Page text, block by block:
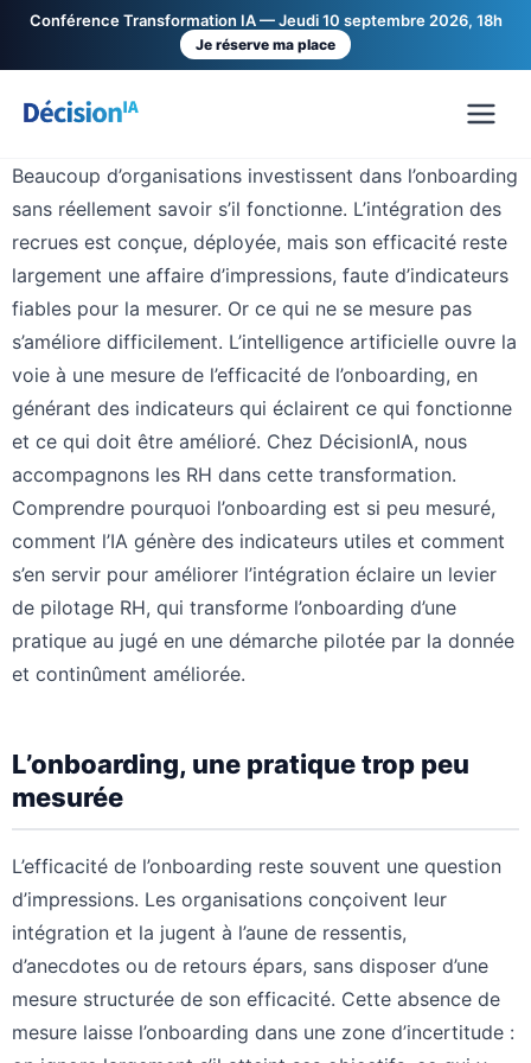
Conférence Transformation IA — Jeudi 10 septembre 2026, 18h
Je réserve ma place
Beaucoup d’organisations investissent dans
l’onboarding sans réellement savoir s’il
fonctionne. L’intégration des recrues est conçue,
déployée, mais son efficacité reste largement une
affaire d’impressions, faute d’indicateurs fiables
pour la mesurer. Or ce qui ne se mesure pas
s’améliore difficilement. L’intelligence artificielle
ouvre la voie à une mesure de l’efficacité de
l’onboarding, en générant des indicateurs qui
éclairent ce qui fonctionne et ce qui doit être
amélioré. Chez DécisionIA, nous accompagnons
les RH dans cette transformation. Comprendre
pourquoi l’onboarding est si peu mesuré,
comment l’IA génère des indicateurs utiles et
comment s’en servir pour améliorer l’intégration
démarche pilotée par la donnée et continûment
améliorée.
L’onboarding, une pratique trop
peu mesurée
L’efficacité de l’onboarding reste souvent une
question d’impressions. Les organisations